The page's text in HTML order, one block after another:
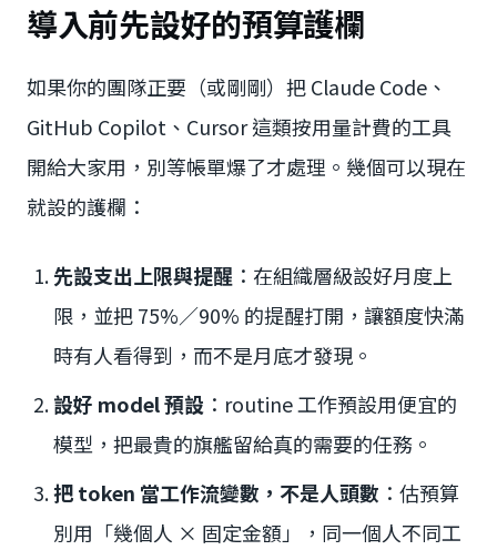
導入前先設好的預算護欄
如果你的團隊正要（或剛剛）把 Claude Code、
GitHub Copilot、Cursor 這類按用量計費的工具
開給大家用，別等帳單爆了才處理。幾個可以現在
就設的護欄：
先設支出上限與提醒 ：在組織層級設好月度上
限，並把 75%／90% 的提醒打開，讓額度快滿
時有人看得到，而不是月底才發現。
設好 model 預設 ：routine 工作預設用便宜的
模型，把最貴的旗艦留給真的需要的任務。
把 token 當工作流變數，不是人頭數 ：估預算
別用「幾個人 × 固定金額」，同一個人不同工